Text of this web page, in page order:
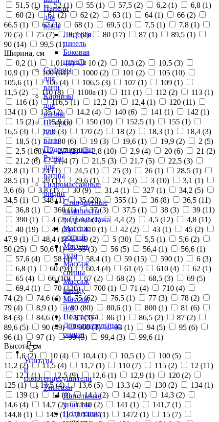
Панели
для
ванн
Лицевая
панель
Боковая
панель
Сифоны
для
ванн
Карнизы
для
ванны
Шторки
для
ванн
Подголовники
Ручки
для
ванны
Гидромассажные
опции
Стандартные
комплекты
гидромассажа
Массаж
общий
Массаж
тела
Массаж
спины
Массаж
шиацу
Массаж
ног
Подсветка
Дополнительные
опции
Унитазы
и
полотенцесушители
Унитазы
Напольные
унитазы
Подвесные
51,5 (1) 52 (1) 55 (1) 57,5 (2) 6,2 (1) 6,8 (1)
60 (2) 61 (2) 62 (2) 63 (1) 64 (1) 66 (2)
66,5 (1) 67 (1) 68 (1) 69,5 (1) 7,5 (1) 7,8 (1)
70 (5) 75 (7) 8,7 (2) 80 (17) 87 (1) 89,5 (1)
90 (14) 99,5 (1)
Ширина, см
0,2 (1) 1,01 (1) 10 (2) 10,3 (2) 10,5 (3)
10,9 (1) 100 (64) 1000 (2) 101 (2) 105 (10)
105,6 (1) 106 (4) 106,5 (3) 107 (1) 109 (1)
11,5 (2) 110 (8) 1100а (1) 111 (1) 112 (2) 113 (1)
116 (1) 116,5 (1) 12,2 (2) 12,4 (1) 120 (11)
134 (1) 135 (2) 14,2 (4) 140 (6) 141 (1) 142 (1)
15 (2) 15,9 (1) 150 (10) 152,5 (1) 155 (1)
16,5 (3) 17,9 (3) 170 (2) 18 (2) 18,3 (1) 18,4 (3)
18,5 (1) 180 (6) 19 (3) 19,6 (1) 19,9 (2) 2 (5)
2,5 (108) 2,7 (2) 2,8 (10) 2,9 (4) 20 (6) 21 (2)
21,2 (6) 21,4 (7) 21,5 (3) 21,7 (5) 22,5 (3)
22,8 (1) 24 (1) 24,5 (1) 25 (3) 26 (1) 28,5 (1)
28.5 (1) 29 (1) 29,6 (1) 29,7 (3) 3 (10) 3,1 (1)
3,6 (6) 3,8 (1) 30 (9) 31,4 (1) 327 (1) 34,2 (5)
34,5 (1) 348 (1) 35 (20) 355 (1) 36 (8) 36,5 (11)
36,8 (1) 360 (1) 37 (3) 37,5 (1) 38 (3) 39 (11)
390 (1) 4 (2) 4,2 (1) 4,4 (2) 4,5 (12) 4,8 (11)
40 (19) 41 (2) 410 (1) 42 (2) 43 (1) 45 (2)
47,9 (1) 48,4 (1) 49 (2) 5 (30) 5,5 (1) 5,6 (2)
50 (25) 50,6 (1) 55 (3) 56 (5) 56,4 (1) 56,6 (1)
57,6 (4) 58 (4) 58,4 (1) 59 (15) 590 (1) 6 (3)
6,8 (1) 60 (94) 60,4 (4) 61 (4) 610 (4) 62 (1)
65 (4) 66 (10) 67 (2) 68 (2) 68,5 (3) 69 (5)
69,4 (1) 70 (120) 700 (1) 71 (4) 710 (4)
74 (2) 74,6 (4) 75 (62) 76,5 (1) 77 (3) 78 (2)
79 (4) 8,9 (1) 80 (80) 80,6 (1) 800 (1) 81 (6)
84 (3) 84,6 (1) 85 (3) 86 (1) 86,5 (2) 87 (2)
89,6 (5) 90 (49) 900 (1) 93 (1) 94 (5) 95 (6)
96 (1) 97 (1) 99 (3) 99,4 (3) 99,6 (1)
Высота, см
1,6 (2) 10 (4) 10,4 (1) 10,5 (1) 100 (5)
11,2 (2) 11,5 (4) 11,7 (1) 110 (7) 115 (2) 12 (11)
12,1 (1) 12,5 (9) 12,6 (1) 12,9 (1) 120 (2)
125 (1) 13,5 (4) 13,6 (5) 13.3 (4) 130 (2) 134 (1)
139 (1) 14 (1) 14,1 (2) 14,2 (1) 14,3 (2)
14,6 (4) 14,7 (2) 140 (2) 141 (1) 141,7 (1)
144,8 (1) 145 (1) 1468 (1) 1472 (1) 15 (7)